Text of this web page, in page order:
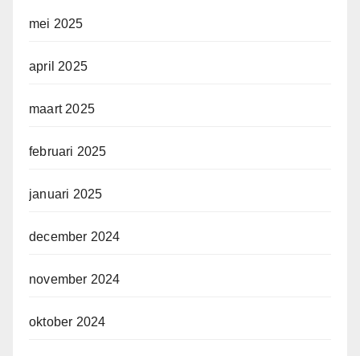
mei 2025
april 2025
maart 2025
februari 2025
januari 2025
december 2024
november 2024
oktober 2024